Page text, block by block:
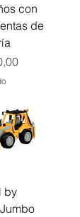
con
de
by